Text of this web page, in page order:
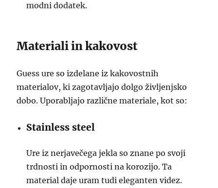
modni dodatek.
Materiali in kakovost
Guess ure so izdelane iz kakovostnih
materialov, ki zagotavljajo dolgo življenjsko
dobo. Uporabljajo različne materiale, kot so:
Stainless steel
Ure iz nerjavečega jekla so znane po svoji
trdnosti in odpornosti na korozijo. Ta
material daje uram tudi eleganten videz.